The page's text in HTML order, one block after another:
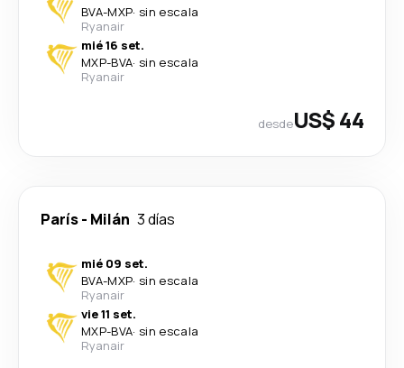
BVA-MXP· sin escala
Ryanair
mié 16 set.
MXP-BVA· sin escala
Ryanair
desdeUS$ 44
París- Milán 3 días
mié 09 set.
BVA-MXP· sin escala
Ryanair
vie 11 set.
MXP-BVA· sin escala
Ryanair